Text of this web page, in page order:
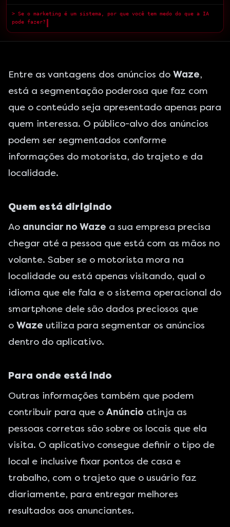
> Se o marketing é um sistema, por que você tem medo do que a IA
pode fazer?
Entre as vantagens dos anúncios do Waze,
está a segmentação poderosa que faz com
que o conteúdo seja apresentado apenas para
quem interessa. O público-alvo dos anúncios
podem ser segmentados conforme
informações do motorista, do trajeto e da
localidade.
Quem está dirigindo
Ao anunciar no Waze a sua empresa precisa
chegar até a pessoa que está com as mãos no
volante. Saber se o motorista mora na
localidade ou está apenas visitando, qual o
idioma que ele fala e o sistema operacional do
smartphone dele são dados preciosos que
o Waze utiliza para segmentar os anúncios
dentro do aplicativo.
Para onde está indo
Outras informações também que podem
contribuir para que o Anúncio atinja as
pessoas corretas são sobre os locais que ela
visita. O aplicativo consegue definir o tipo de
local e inclusive fixar pontos de casa e
trabalho, com o trajeto que o usuário faz
diariamente, para entregar melhores
resultados aos anunciantes.